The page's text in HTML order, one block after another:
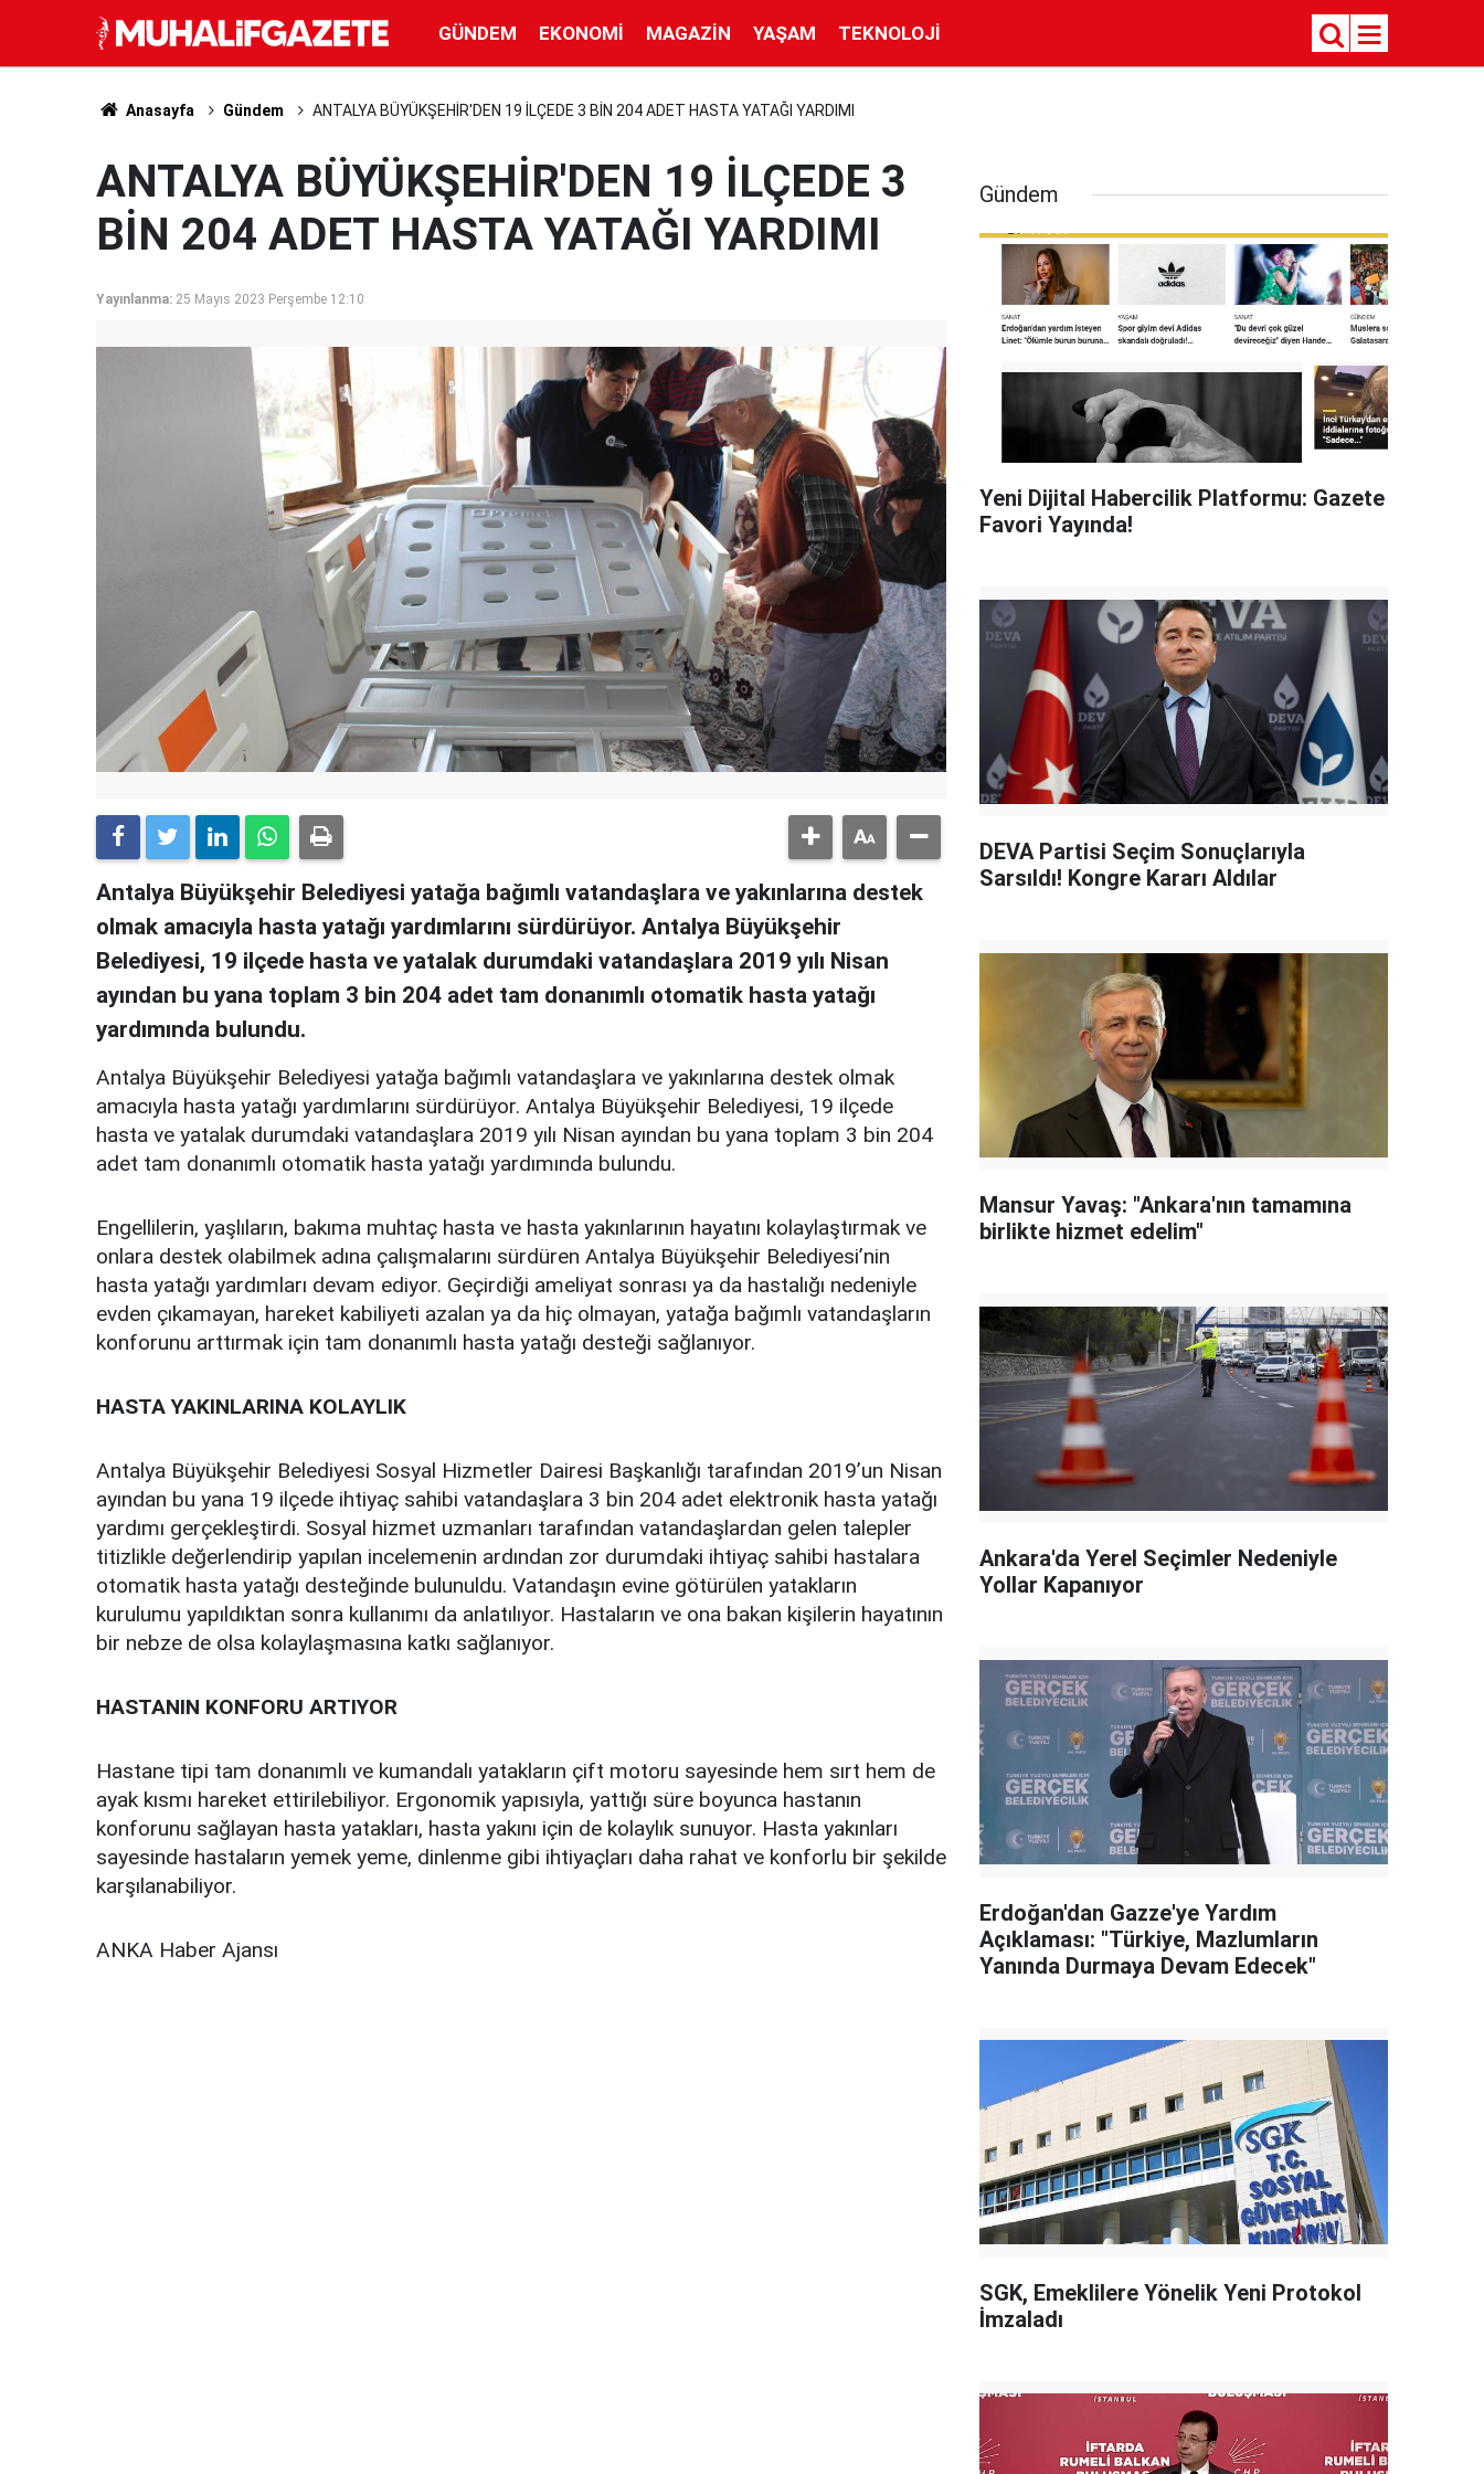
GÜNDEM EKONOMI MAGAZIN YAŞAM TEKNOLOJI
Anasayfa Gündem ANTALYA BÜYÜKŞEHİR'DEN 19 İLÇEDE 3 BİN 204 ADET HASTA YATAĞI YARDIMI
ANTALYA BÜYÜKŞEHİR'DEN 19 İLÇEDE 3
BİN 204 ADET HASTA YATAĞI YARDIMI
Yayınlanma: 25 Mayıs 2023 Perşembe 12:10
Antalya Büyükşehir Belediyesi yatağa bağımlı vatandaşlara ve yakınlarına destek
olmak amacıyla hasta yatağı yardımlarını sürdürüyor. Antalya Büyükşehir
Belediyesi, 19 ilçede hasta ve yatalak durumdaki vatandaşlara 2019 yılı Nisan
ayından bu yana toplam 3 bin 204 adet tam donanımlı otomatik hasta yatağı
yardımında bulundu.
Antalya Büyükşehir Belediyesi yatağa bağımlı vatandaşlara ve yakınlarına destek olmak
amacıyla hasta yatağı yardımlarını sürdürüyor. Antalya Büyükşehir Belediyesi, 19 ilçede
hasta ve yatalak durumdaki vatandaşlara 2019 yılı Nisan ayından bu yana toplam 3 bin 204
adet tam donanımlı otomatik hasta yatağı yardımında bulundu.
Engellilerin, yaşlıların, bakıma muhtaç hasta ve hasta yakınlarının hayatını kolaylaştırmak ve
onlara destek olabilmek adına çalışmalarını sürdüren Antalya Büyükşehir Belediyesi’nin
hasta yatağı yardımları devam ediyor. Geçirdiği ameliyat sonrası ya da hastalığı nedeniyle
evden çıkamayan, hareket kabiliyeti azalan ya da hiç olmayan, yatağa bağımlı vatandaşların
konforunu arttırmak için tam donanımlı hasta yatağı desteği sağlanıyor.
HASTA YAKINLARINA KOLAYLIK
Antalya Büyükşehir Belediyesi Sosyal Hizmetler Dairesi Başkanlığı tarafından 2019’un Nisan
ayından bu yana 19 ilçede ihtiyaç sahibi vatandaşlara 3 bin 204 adet elektronik hasta yatağı
yardımı gerçekleştirdi. Sosyal hizmet uzmanları tarafından vatandaşlardan gelen talepler
titizlikle değerlendirip yapılan incelemenin ardından zor durumdaki ihtiyaç sahibi hastalara
otomatik hasta yatağı desteğinde bulunuldu. Vatandaşın evine götürülen yatakların
kurulumu yapıldıktan sonra kullanımı da anlatılıyor. Hastaların ve ona bakan kişilerin hayatının
bir nebze de olsa kolaylaşmasına katkı sağlanıyor.
HASTANIN KONFORU ARTIYOR
Hastane tipi tam donanımlı ve kumandalı yatakların çift motoru sayesinde hem sırt hem de
ayak kısmı hareket ettirilebiliyor. Ergonomik yapısıyla, yattığı süre boyunca hastanın
konforunu sağlayan hasta yatakları, hasta yakını için de kolaylık sunuyor. Hasta yakınları
sayesinde hastaların yemek yeme, dinlenme gibi ihtiyaçları daha rahat ve konforlu bir şekilde
karşılanabiliyor.
ANKA Haber Ajansı
Gündem
Yeni Dijital Habercilik Platformu: Gazete
Favori Yayında!
DEVA Partisi Seçim Sonuçlarıyla
Sarsıldı! Kongre Kararı Aldılar
Mansur Yavaş: "Ankara'nın tamamına
birlikte hizmet edelim"
Ankara'da Yerel Seçimler Nedeniyle
Yollar Kapanıyor
Erdoğan'dan Gazze'ye Yardım
Açıklaması: "Türkiye, Mazlumların
Yanında Durmaya Devam Edecek"
SGK, Emeklilere Yönelik Yeni Protokol
İmzaladı